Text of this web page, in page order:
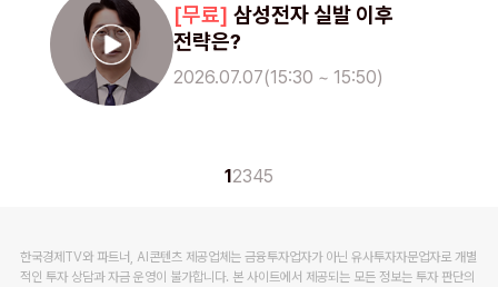
삼성전자 실발 이후
전략은?
2026.07.07(15:30 ~ 15:50)
12345
한국경제TV와 파트너, AI콘텐츠 제공업체는 금융투자업자가 아닌 유사투자자문업자로 개별
적인 투자 상담과 자금 운영이 불가합니다. 본 사이트에서 제공되는 모든 정보는 투자 판단의